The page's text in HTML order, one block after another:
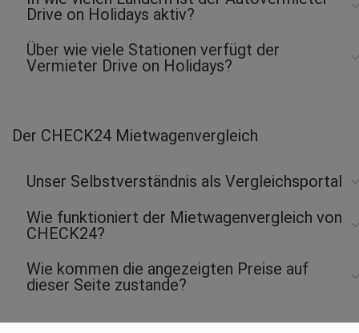
Drive on Holidays aktiv?
Über wie viele Stationen verfügt der
Vermieter Drive on Holidays?
Der CHECK24 Mietwagenvergleich
Unser Selbstverständnis als Vergleichsportal
Wie funktioniert der Mietwagenvergleich von
CHECK24?
Wie kommen die angezeigten Preise auf
dieser Seite zustande?